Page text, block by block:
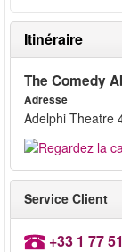
Itinéraire
The Comedy
Adresse
Adelphi Theatre
Service Client
+33 1 77